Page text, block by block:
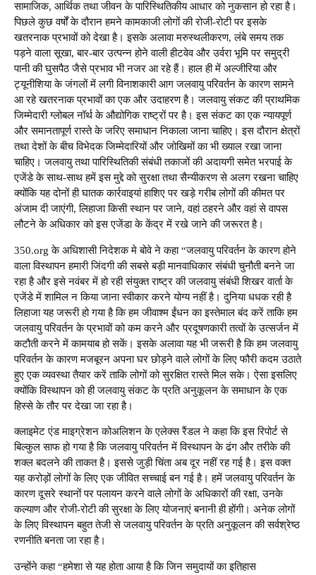
सामाजिक, आर्थिक तथा जीवन के पारिस्थितिकीय आधार को नुकसान हो रहा है।
पिछले कुछ वर्षों के दौरान हमने कामकाजी लोगों की रोजी-रोटी पर इसके
खतरनाक प्रभावों को देखा है। इसके अलावा मरुस्थलीकरण, लंबे समय तक
पड़ने वाला सूखा, बार-बार उत्पन्न होने वाली हीटवेव और उर्वरा भूमि पर समुद्री
पानी की घुसपैठ जैसे प्रभाव भी नजर आ रहे हैं। हाल ही में अल्जीरिया और
ट्यूनीशिया के जंगलों में लगी विनाशकारी आग जलवायु परिवर्तन के कारण सामने
आ रहे खतरनाक प्रभावों का एक और उदाहरण है। जलवायु संकट की प्राथमिक
जिम्मेदारी ग्लोबल नॉर्थ के औद्योगिक राष्ट्रों पर है। इस संकट का एक न्यायपूर्ण
और समानतापूर्ण रास्ते के जरिए समाधान निकाला जाना चाहिए। इस दौरान क्षेत्रों
तथा देशों के बीच विभेदक जिम्मेदारियों और जोखिमों का भी ख्याल रखा जाना
चाहिए। जलवायु तथा पारिस्थितिकी संबंधी तकाजों की अदायगी समेत भरपाई के
एजेंडे के साथ-साथ हमें इस मुद्दे को सुरक्षा तथा सैन्यीकरण से अलग रखना चाहिए
क्योंकि यह दोनों ही घातक कार्रवाइयां हाशिए पर खड़े गरीब लोगों की कीमत पर
अंजाम दी जाएंगी, लिहाजा किसी स्थान पर जाने, वहां ठहरने और वहां से वापस
लौटने के अधिकार को इस एजेंडा के केंद्र में रखे जाने की जरूरत है।
350.org के अधिशासी निदेशक मे बोवे ने कहा “जलवायु परिवर्तन के कारण होने
वाला विस्थापन हमारी जिंदगी की सबसे बड़ी मानवाधिकार संबंधी चुनौती बनने जा
रहा है और इसे नवंबर में हो रही संयुक्त राष्ट्र की जलवायु संबंधी शिखर वार्ता के
एजेंडे में शामिल न किया जाना स्वीकार करने योग्य नहीं है। दुनिया धधक रही है
लिहाजा यह जरूरी हो गया है कि हम जीवाश्म ईंधन का इस्तेमाल बंद करें ताकि हम
जलवायु परिवर्तन के प्रभावों को कम करने और प्रदूषणकारी तत्वों के उत्सर्जन में
कटौती करने में कामयाब हो सकें। इसके अलावा यह भी जरूरी है कि हम जलवायु
परिवर्तन के कारण मजबूरन अपना घर छोड़ने वाले लोगों के लिए फौरी कदम उठाते
हुए एक व्यवस्था तैयार करें ताकि लोगों को सुरक्षित रास्ते मिल सके। ऐसा इसलिए
क्योंकि विस्थापन को ही जलवायु संकट के प्रति अनुकूलन के समाधान के एक
हिस्से के तौर पर देखा जा रहा है।
क्लाइमेट एंड माइग्रेशन कोअलिशन के एलेक्स रैंडल ने कहा कि इस रिपोर्ट से
बिल्कुल साफ हो गया है कि जलवायु परिवर्तन में विस्थापन के ढंग और तरीके की
शक्ल बदलने की ताकत है। इससे जुड़ी चिंता अब दूर नहीं रह गई है। इस वक्त
यह करोड़ों लोगों के लिए एक जीवित सच्चाई बन गई है। हमें जलवायु परिवर्तन के
कारण दूसरे स्थानों पर पलायन करने वाले लोगों के अधिकारों की रक्षा, उनके
कल्याण और रोजी-रोटी की सुरक्षा के लिए योजनाएं बनानी ही होंगी। अनेक लोगों
के लिए विस्थापन बहुत तेजी से जलवायु परिवर्तन के प्रति अनुकूलन की सर्वश्रेष्ठ
रणनीति बनता जा रहा है।
उन्होंने कहा “हमेशा से यह होता आया है कि जिन समुदायों का इतिहास